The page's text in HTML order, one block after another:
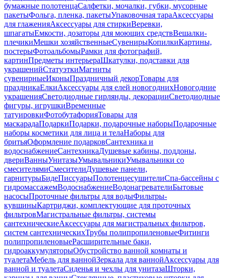
бумажные полотенцаСалфетки, мочалки, губки, мусорные
пакетыФольга, пленка, пакетыУпаковочная тараАксессуары
для глаженияАксессуары для стиркиВеревки,
шпагатыЕмкости, дозаторы для моющих средствВешалки-
плечикиМешки хозяйственныеСувенирыКопилкиКартины,
постерыФотоальбомыРамки для фотографий,
картинПредметы интерьераШкатулки, подставки для
украшенийСтатуэткиМагниты
сувенирныеИконыПраздничный декорТовары для
праздникаЕлкиАксессуары для елей новогоднихНовогодние
украшенияСветодиодные гирлянды, декорацииСветодиодные
фигуры, игрушкиВременные
татуировкиФотобутафорияТовары для
маскарадаПодаркиПодарки, подарочные наборыПодарочные
наборы косметики для лица и телаНаборы для
бритьяОформление подарковСантехника и
водоснабжениеСантехникаДушевые кабины, поддоны,
двериВанныУнитазыУмывальникиУмывальники со
смесителямиСмесителиДушевые панели,
гарнитурыБидеПиссуарыПолотенцесушителиСпа-бассейны с
гидромассажемВодоснабжениеВодонагревателиБытовые
насосыПроточные фильтры для водыФильтры-
кувшиныКартриджи, комплектующие для проточных
фильтровМагистральные фильтры, системы
сантехническиеАксессуары для магистральных фильтров,
систем сантехническихТрубы полипропиленовыеФитинги
полипропиленовыеРасширительные баки,
гидроаккумуляторыОбустройство ванной комнаты и
туалетаМебель для ваннойЗеркала для ваннойАксессуары для
ванной и туалетаСиденья и чехлы для унитазаШторки,